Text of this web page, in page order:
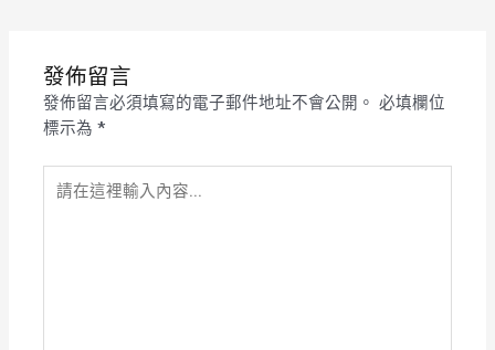
發佈留言
發佈留言必須填寫的電子郵件地址不會公開。 必填欄位
標示為*
在